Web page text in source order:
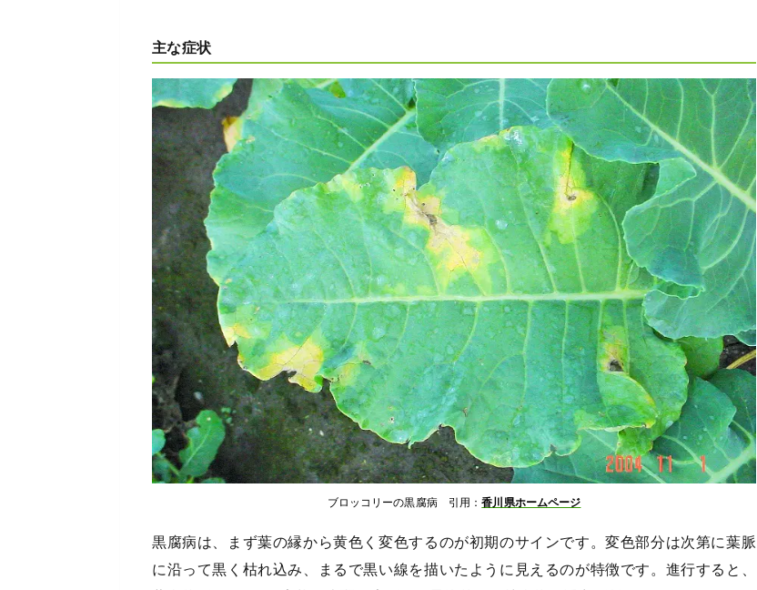
主な症状
ブロッコリーの黒腐病 引用：香川県ホームページ
黒腐病は、まず葉の縁から黄色く変色するのが初期のサインです。変色部分は次第に葉脈
に沿って黒く枯れ込み、まるで黒い線を描いたように見えるのが特徴です。進行すると、